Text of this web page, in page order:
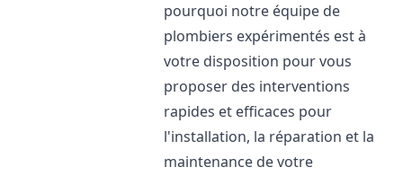
pourquoi notre équipe de
plombiers expérimentés est à
votre disposition pour vous
proposer des interventions
rapides et efficaces pour
l'installation, la réparation et la
maintenance de votre